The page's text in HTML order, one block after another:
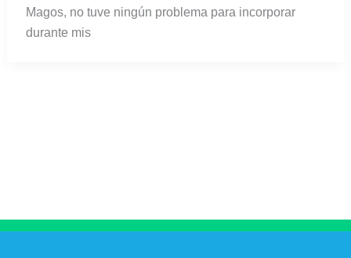
Magos, no tuve ningún problema para incorporar
durante mis